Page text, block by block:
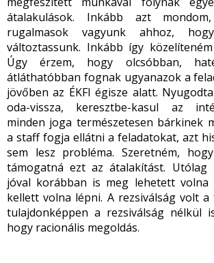
átalakulások. Inkább azt
rugalmasok vagyunk ahhoz,
változtassunk. Inkább így
Úgy érzem, hogy olcsóbban,
átláthatóbban fognak ugyanazok a
jövőben az ÉKFI égisze alatt.
oda-vissza, keresztbe-kasul az
minden joga természetesen bárkinek
a staff fogja ellátni a feladatokat, azt
sem lesz probléma. Szeretném,
támogatná ezt az átalakítást.
jóval korábban is meg lehetett volna
kellett volna lépni. A rezsiválság volt
tulajdonképpen a rezsiválság nélkül
hogy racionális megoldás.